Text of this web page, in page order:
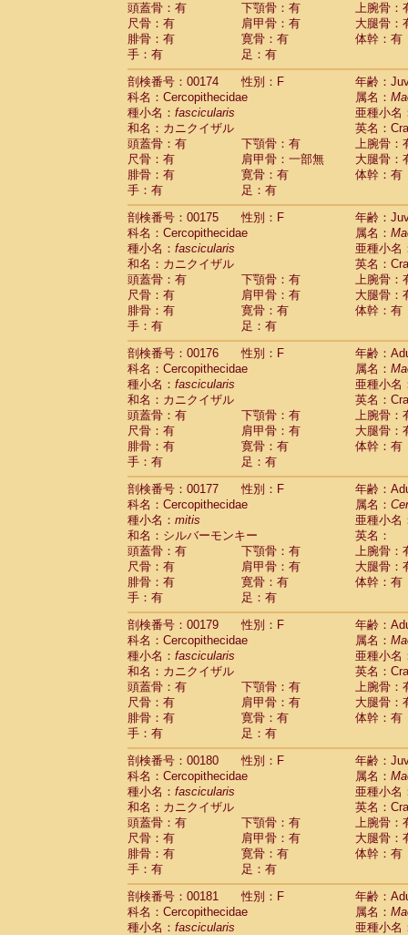
頭蓋骨：有
下顎骨：有
上腕骨：
尺骨：有
肩甲骨：有
大腿骨：
腓骨：有
寛骨：有
体幹：有
手：有
足：有
剖検番号：00174
性別：F
年齢：
科名：Cercopithecidae
属名：
種小名： fascicularis
亜種小名
和名：カニクイザル
英名：
頭蓋骨：有
下顎骨：有
上腕骨：
尺骨：有
肩甲骨：一部無
大腿骨：
腓骨：有
寛骨：有
体幹：有
手：有
足：有
剖検番号：00175
性別：F
年齢：
科名：Cercopithecidae
属名：
種小名： fascicularis
亜種小名
和名：カニクイザル
英名：
頭蓋骨：有
下顎骨：有
上腕骨：
尺骨：有
肩甲骨：有
大腿骨：
腓骨：有
寛骨：有
体幹：有
手：有
足：有
剖検番号：00176
性別：F
年齢：
科名：Cercopithecidae
属名：
種小名： fascicularis
亜種小名
和名：カニクイザル
英名：
頭蓋骨：有
下顎骨：有
上腕骨：
尺骨：有
肩甲骨：有
大腿骨：
腓骨：有
寛骨：有
体幹：有
手：有
足：有
剖検番号：00177
性別：F
年齢：
科名：Cercopithecidae
属名：
種小名： mitis
亜種小名
和名：シルバーモンキー
英名：
頭蓋骨：有
下顎骨：有
上腕骨：
尺骨：有
肩甲骨：有
大腿骨：
腓骨：有
寛骨：有
体幹：有
手：有
足：有
剖検番号：00179
性別：F
年齢：
科名：Cercopithecidae
属名：
種小名： fascicularis
亜種小名
和名：カニクイザル
英名：
頭蓋骨：有
下顎骨：有
上腕骨：
尺骨：有
肩甲骨：有
大腿骨：
腓骨：有
寛骨：有
体幹：有
手：有
足：有
剖検番号：00180
性別：F
年齢：
科名：Cercopithecidae
属名：
種小名： fascicularis
亜種小名
和名：カニクイザル
英名：
頭蓋骨：有
下顎骨：有
上腕骨：
尺骨：有
肩甲骨：有
大腿骨：
腓骨：有
寛骨：有
体幹：有
手：有
足：有
剖検番号：00181
性別：F
年齢：
科名：Cercopithecidae
属名：
種小名： fascicularis
亜種小名